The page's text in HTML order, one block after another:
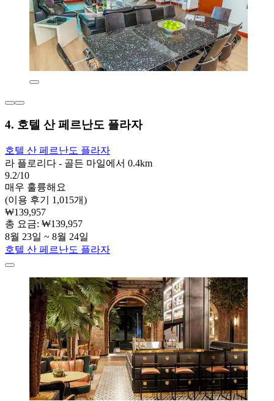
4. 호텔 산 페르난도 플라자
호텔 산 페르난도 플라자
라 플로리다 - 골든 마일에서 0.4km
9.2/10
매우 훌륭해요
(이용 후기 1,015개)
₩139,957
총 요금: ₩139,957
8월 23일 ~ 8월 24일
호텔 산 페르난도 플라자